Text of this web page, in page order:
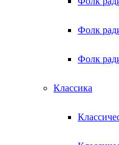
Фолк
Фолк
Классика